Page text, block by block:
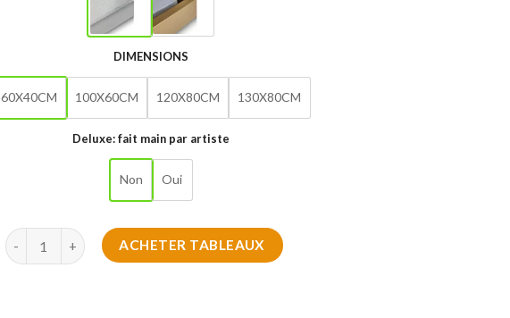
DIMENSIONS
60X40CM 100X60CM 120X80CM 130X80CM
Deluxe: fait main par artiste
Non Oui
quantité de Roi de la Confiance 2025
ACHETER TABLEAUX